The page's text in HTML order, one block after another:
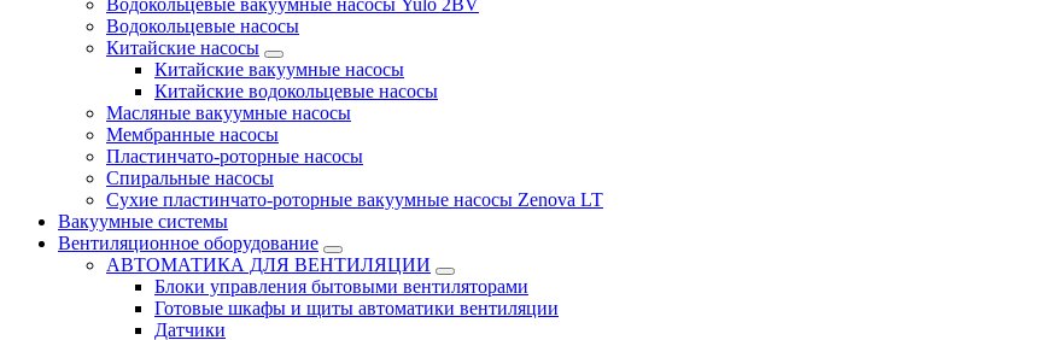
Водокольцевые вакуумные насосы Yulo 2BV
Водокольцевые насосы
Китайские насосы
Китайские вакуумные насосы
Китайские водокольцевые насосы
Масляные вакуумные насосы
Мембранные насосы
Пластинчато-роторные насосы
Спиральные насосы
Сухие пластинчато-роторные вакуумные насосы Zenova LT
Вакуумные системы
Вентиляционное оборудование
АВТОМАТИКА ДЛЯ ВЕНТИЛЯЦИИ
Блоки управления бытовыми вентиляторами
Готовые шкафы и щиты автоматики вентиляции
Датчики